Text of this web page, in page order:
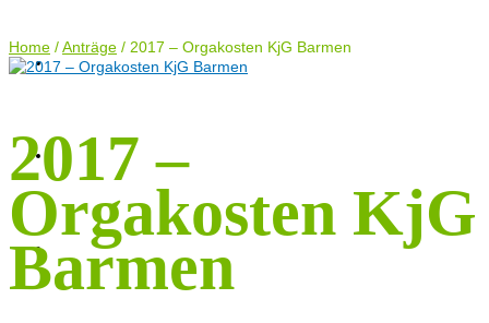
TERMINE
ANTRÄGE
KONTAKT
Home /Anträge / 2017 – Orgakosten KjG Barmen
2017 –
Orgakosten KjG
Barmen